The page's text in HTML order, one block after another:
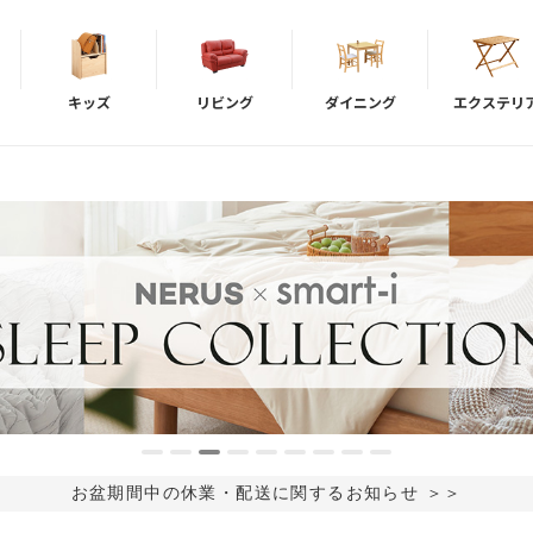
キッズ リビング ダイニング エクステリ
お盆期間中の休業・配送に関するお知らせ ＞＞